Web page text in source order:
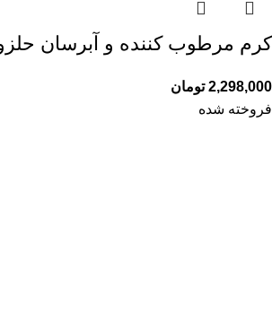
کرم مرطوب کننده و آبرسان
2,298,000 تومان
فروخته شده